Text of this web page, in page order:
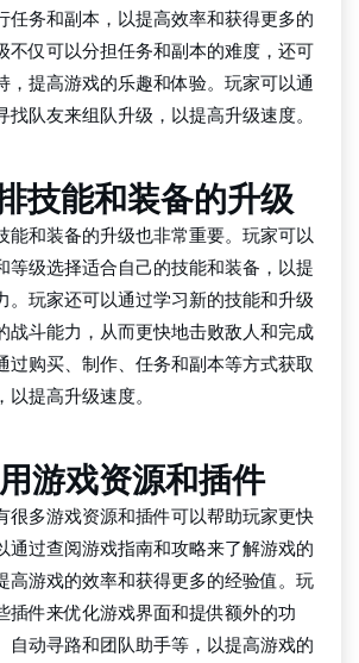
任务和副本，以提高效率和获得更多的
不仅可以分担任务和副本的难度，还可
，提高游戏的乐趣和体验。玩家可以通
队友来组队升级，以提高升级速度。
技能和装备的升级
能和装备的升级也非常重要。玩家可以
等级选择适合自己的技能和装备，以提
。玩家还可以通过学习新的技能和升级
战斗能力，从而更快地击败敌人和完成
过购买、制作、任务和副本等方式获取
提高升级速度。
游戏资源和插件
很多游戏资源和插件可以帮助玩家更快
通过查阅游戏指南和攻略来了解游戏的
高游戏的效率和获得更多的经验值。玩
插件来优化游戏界面和提供额外的功
自动寻路和团队助手等，以提高游戏的